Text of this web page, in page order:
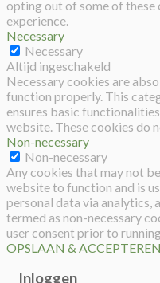
opting out of some of
experience.
Necessary
Necessary
Altijd ingeschakeld
Necessary cookies are
function properly. This
ensures basic
website. These cookies do
Non-necessary
Non-necessary
Any cookies that may not
website to function and is
personal data via analytics,
termed as non-necessary
user consent prior to
OPSLAAN & ACCEPTEREN
Inloggen